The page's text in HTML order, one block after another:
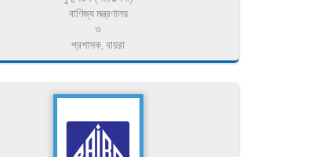
বাণিজ্য মন্ত্রণালয়
ও
প্রশাসক, বায়রা